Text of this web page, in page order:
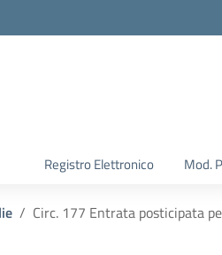
Registro Elettronico Mod.
Circ. 177 Entrata posticipata